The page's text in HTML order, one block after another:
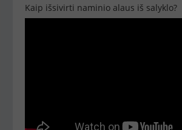
Kaip išsivirti naminio alaus iš salyklo?